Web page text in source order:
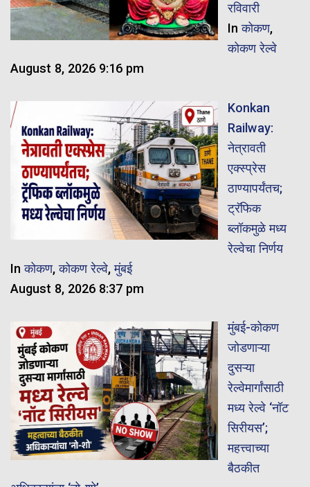
रविवारी
Inकोकण,
कोकण रेल्वे
August 8, 2026 9:16 pm
Konkan
Railway:
नेत्रावती
एक्स्प्रेस
ठाण्यापर्यंतच;
ट्रॅफिक
ब्लॉकमुळे मध्य
रेल्वेचा निर्णय
Inकोकण,कोकण रेल्वे,मुंबई
August 8, 2026 8:37 pm
मुंबई-कोकण
जोडणाऱ्या
दुसऱ्या
रेल्वेमार्गांसाठी
मध्य रेल्वे ‘नॉट
सिरीयस’;
महत्त्वाच्या
बैठकीत